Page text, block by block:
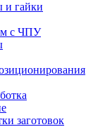
и гайки
с ЧПУ
заготовок